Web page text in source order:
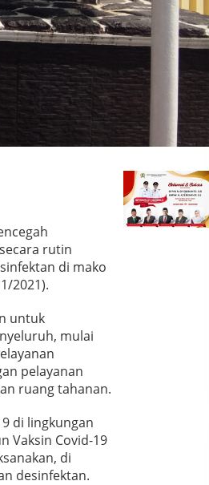
rutin
di mako
2021).
untuk
mulai
pelayanan
ruang tahanan.
di lingkungan
Vaksin Covid-19
di
desinfektan.